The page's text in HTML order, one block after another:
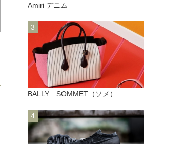
Amiri デニム
BALLY SOMMET（ソメ）